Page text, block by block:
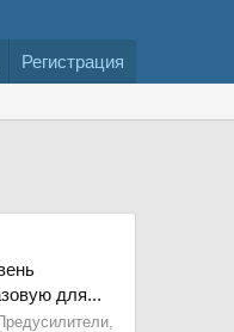
Регистрация
для...